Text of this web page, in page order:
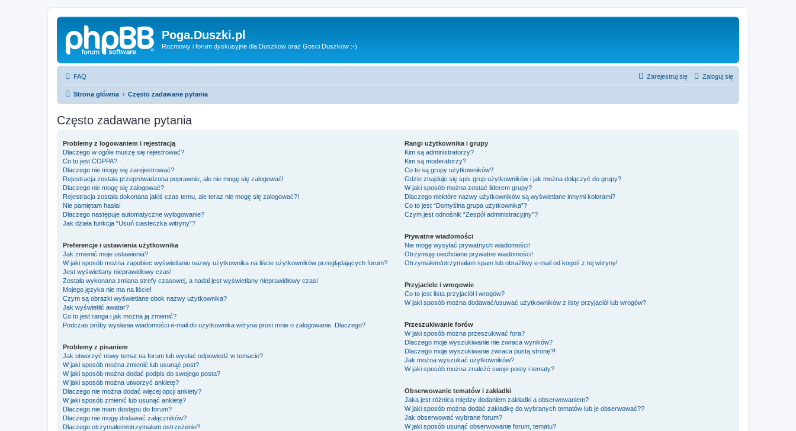
Poga.Duszki.pl
Rozmowy i forum dyskusyjne dla Duszkow oraz Gosci Duszkow :-)
FAQ Zaloguj się
Zarejestruj się
Strona główna Często zadawane pytania
Często zadawane pytania
Problemy z logowaniem i rejestracją
Dlaczego w ogóle muszę się rejestrować?
Co to jest COPPA?
Dlaczego nie mogę się zarejestrować?
Rejestracja została przeprowadzona poprawnie, ale nie mogę się zalogować!
Dlaczego nie mogę się zalogować?
Rejestracja została dokonana jakiś czas temu, ale teraz nie mogę się zalogować?!
Nie pamiętam hasła!
Dlaczego następuje automatyczne wylogowanie?
Jak działa funkcja “Usuń ciasteczka witryny”?
Preferencje i ustawienia użytkownika
Jak zmienić moje ustawienia?
W jaki sposób można zapobiec wyświetlaniu nazwy użytkownika na liście użytkowników przeglądających forum?
Jest wyświetlany nieprawidłowy czas!
Została wykonana zmiana strefy czasowej, a nadal jest wyświetlany nieprawidłowy czas!
Mojego języka nie ma na liście!
Czym są obrazki wyświetlane obok nazwy użytkownika?
Jak wyświetlić awatar?
Co to jest ranga i jak można ją zmienić?
Podczas próby wysłania wiadomości e-mail do użytkownika witryna prosi mnie o zalogowanie. Dlaczego?
Problemy z pisaniem
Jak utworzyć nowy temat na forum lub wysłać odpowiedź w temacie?
W jaki sposób można zmienić lub usunąć post?
W jaki sposób można dodać podpis do swojego posta?
W jaki sposób można utworzyć ankietę?
Dlaczego nie można dodać więcej opcji ankiety?
W jaki sposób zmienić lub usunąć ankietę?
Dlaczego nie mam dostępu do forum?
Dlaczego nie mogę dodawać załączników?
Dlaczego otrzymałem/otrzymałam ostrzeżenie?
Rangi użytkownika i grupy
Kim są administratorzy?
Kim są moderatorzy?
Co to są grupy użytkowników?
Gdzie znajduje się spis grup użytkowników i jak można dołączyć do grupy?
W jaki sposób można zostać liderem grupy?
Dlaczego niektóre nazwy użytkowników są wyświetlane innymi kolorami?
Co to jest “Domyślna grupa użytkownika”?
Czym jest odnośnik “Zespół administracyjny”?
Prywatne wiadomości
Nie mogę wysyłać prywatnych wiadomości!
Otrzymuję niechciane prywatne wiadomości!
Otrzymałem/otrzymałam spam lub obraźliwy e-mail od kogoś z tej witryny!
Przyjaciele i wrogowie
Co to jest lista przyjaciół i wrogów?
W jaki sposób można dodawać/usuwać użytkowników z listy przyjaciół lub wrogów?
Przeszukiwanie forów
W jaki sposób można przeszukiwać fora?
Dlaczego moje wyszukiwanie nie zwraca wyników?
Dlaczego moje wyszukiwanie zwraca pustą stronę?!
Jak można wyszukać użytkowników?
W jaki sposób można znaleźć swoje posty i tematy?
Obserwowanie tematów i zakładki
Jaka jest różnica między dodaniem zakładki a obserwowaniem?
W jaki sposób można dodać zakładkę do wybranych tematów lub je obserwować??
Jak obserwować wybrane forum?
W jaki sposób usunąć obserwowanie forum, tematu?